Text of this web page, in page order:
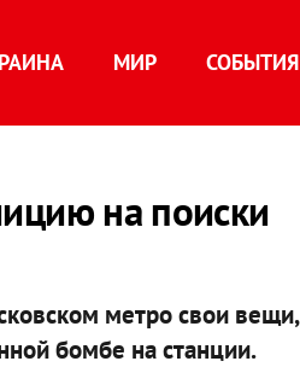
МИР СОБЫТИЯ
на поиски
метро свои вещи,
бомбе на станции.